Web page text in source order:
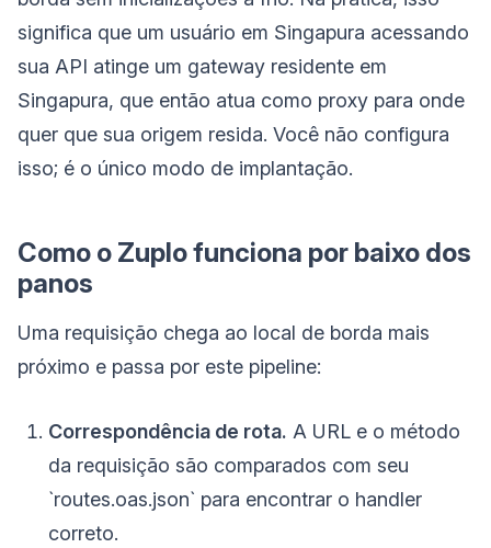
significa que um usuário em Singapura acessando
sua API atinge um gateway residente em
Singapura, que então atua como proxy para onde
quer que sua origem resida. Você não configura
isso; é o único modo de implantação.
Como o Zuplo funciona por baixo dos
panos
Uma requisição chega ao local de borda mais
próximo e passa por este pipeline:
Correspondência de rota. A URL e o método
da requisição são comparados com seu
`routes.oas.json` para encontrar o handler
correto.